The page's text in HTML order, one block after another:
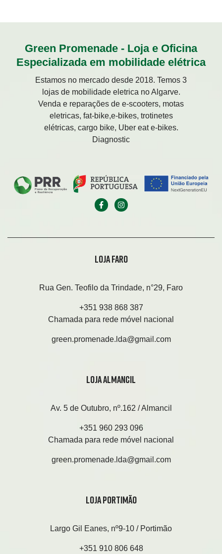
Green Promenade - Loja e Oficina
Especializada em mobilidade elétrica
Estamos no mercado desde 2018. Temos 3
lojas de mobilidade eletrica no Algarve.
Venda e reparações de e-scooters, motas
eletricas, fat-bike,e-bikes, trotinetes
elétricas, cargo bike, Uber eat e-bikes.
Diagnostic
LOJA FARO
Rua Gen. Teofilo da Trindade, n°29, Faro
+351 938 868 387
Chamada para rede móvel nacional
green.promenade.lda@gmail.com
LOJA ALMANCIL
Av. 5 de Outubro, nº.162 / Almancil
+351 960 293 096
Chamada para rede móvel nacional
green.promenade.lda@gmail.com
LOJA PORTIMÃO
Largo Gil Eanes, nº9-10 / Portimão
+351 910 806 648